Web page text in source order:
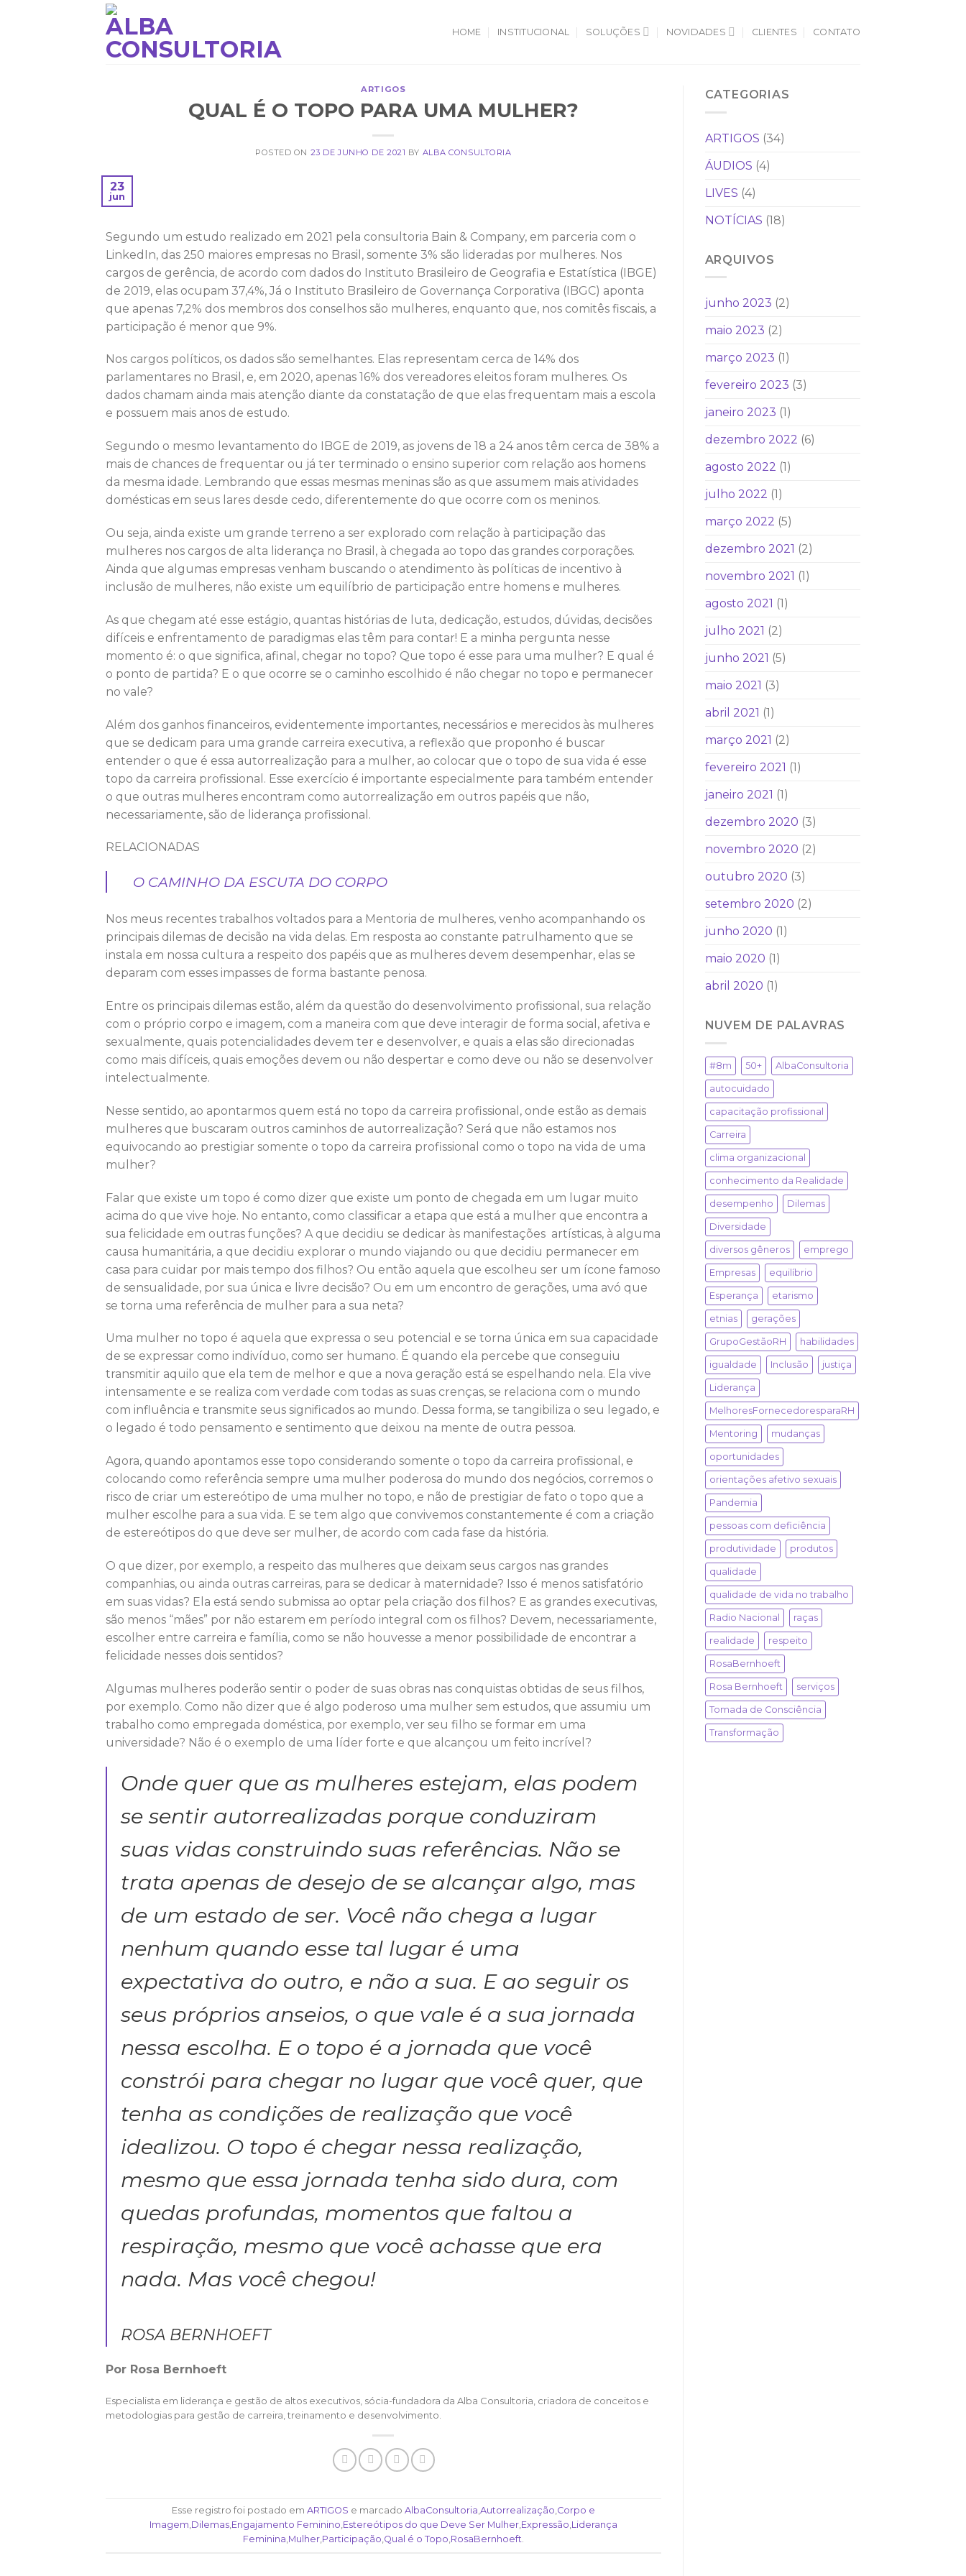
HOME INSTITUCIONAL SOLUÇÕES NOVIDADES CLIENTES CONTATO
ARTIGOS
QUAL É O TOPO PARA UMA MULHER?
POSTED ON 23 DE JUNHO DE 2021 BY ALBA CONSULTORIA
23
jun
Segundo um estudo realizado em 2021 pela consultoria Bain & Company, em parceria com o
LinkedIn, das 250 maiores empresas no Brasil, somente 3% são lideradas por mulheres. Nos
cargos de gerência, de acordo com dados do Instituto Brasileiro de Geografia e Estatística (IBGE)
de 2019, elas ocupam 37,4%, Já o Instituto Brasileiro de Governança Corporativa (IBGC) aponta
que apenas 7,2% dos membros dos conselhos são mulheres, enquanto que, nos comitês fiscais, a
participação é menor que 9%.
Nos cargos políticos, os dados são semelhantes. Elas representam cerca de 14% dos
parlamentares no Brasil, e, em 2020, apenas 16% dos vereadores eleitos foram mulheres. Os
dados chamam ainda mais atenção diante da constatação de que elas frequentam mais a escola
e possuem mais anos de estudo.
Segundo o mesmo levantamento do IBGE de 2019, as jovens de 18 a 24 anos têm cerca de 38% a
mais de chances de frequentar ou já ter terminado o ensino superior com relação aos homens
da mesma idade. Lembrando que essas mesmas meninas são as que assumem mais atividades
domésticas em seus lares desde cedo, diferentemente do que ocorre com os meninos.
Ou seja, ainda existe um grande terreno a ser explorado com relação à participação das
mulheres nos cargos de alta liderança no Brasil, à chegada ao topo das grandes corporações.
Ainda que algumas empresas venham buscando o atendimento às políticas de incentivo à
inclusão de mulheres, não existe um equilíbrio de participação entre homens e mulheres.
As que chegam até esse estágio, quantas histórias de luta, dedicação, estudos, dúvidas, decisões
difíceis e enfrentamento de paradigmas elas têm para contar! E a minha pergunta nesse
momento é: o que significa, afinal, chegar no topo? Que topo é esse para uma mulher? E qual é
o ponto de partida? E o que ocorre se o caminho escolhido é não chegar no topo e permanecer
no vale?
Além dos ganhos financeiros, evidentemente importantes, necessários e merecidos às mulheres
que se dedicam para uma grande carreira executiva, a reflexão que proponho é buscar
entender o que é essa autorrealização para a mulher, ao colocar que o topo de sua vida é esse
topo da carreira profissional. Esse exercício é importante especialmente para também entender
o que outras mulheres encontram como autorrealização em outros papéis que não,
necessariamente, são de liderança profissional.
RELACIONADAS
O CAMINHO DA ESCUTA DO CORPO
Nos meus recentes trabalhos voltados para a Mentoria de mulheres, venho acompanhando os
principais dilemas de decisão na vida delas. Em resposta ao constante patrulhamento que se
instala em nossa cultura a respeito dos papéis que as mulheres devem desempenhar, elas se
deparam com esses impasses de forma bastante penosa.
Entre os principais dilemas estão, além da questão do desenvolvimento profissional, sua relação
com o próprio corpo e imagem, com a maneira com que deve interagir de forma social, afetiva e
sexualmente, quais potencialidades devem ter e desenvolver, e quais a elas são direcionadas
como mais difíceis, quais emoções devem ou não despertar e como deve ou não se desenvolver
intelectualmente.
Nesse sentido, ao apontarmos quem está no topo da carreira profissional, onde estão as demais
mulheres que buscaram outros caminhos de autorrealização? Será que não estamos nos
equivocando ao prestigiar somente o topo da carreira profissional como o topo na vida de uma
mulher?
Falar que existe um topo é como dizer que existe um ponto de chegada em um lugar muito
acima do que vive hoje. No entanto, como classificar a etapa que está a mulher que encontra a
sua felicidade em outras funções? A que decidiu se dedicar às manifestações artísticas, à alguma
causa humanitária, a que decidiu explorar o mundo viajando ou que decidiu permanecer em
casa para cuidar por mais tempo dos filhos? Ou então aquela que escolheu ser um ícone famoso
de sensualidade, por sua única e livre decisão? Ou em um encontro de gerações, uma avó que
se torna uma referência de mulher para a sua neta?
Uma mulher no topo é aquela que expressa o seu potencial e se torna única em sua capacidade
de se expressar como indivíduo, como ser humano. É quando ela percebe que conseguiu
transmitir aquilo que ela tem de melhor e que a nova geração está se espelhando nela. Ela vive
intensamente e se realiza com verdade com todas as suas crenças, se relaciona com o mundo
com influência e transmite seus significados ao mundo. Dessa forma, se tangibiliza o seu legado, e
o legado é todo pensamento e sentimento que deixou na mente de outra pessoa.
Agora, quando apontamos esse topo considerando somente o topo da carreira profissional, e
colocando como referência sempre uma mulher poderosa do mundo dos negócios, corremos o
risco de criar um estereótipo de uma mulher no topo, e não de prestigiar de fato o topo que a
mulher escolhe para a sua vida. E se tem algo que convivemos constantemente é com a criação
de estereótipos do que deve ser mulher, de acordo com cada fase da história.
O que dizer, por exemplo, a respeito das mulheres que deixam seus cargos nas grandes
companhias, ou ainda outras carreiras, para se dedicar à maternidade? Isso é menos satisfatório
em suas vidas? Ela está sendo submissa ao optar pela criação dos filhos? E as grandes executivas,
são menos “mães” por não estarem em período integral com os filhos? Devem, necessariamente,
escolher entre carreira e família, como se não houvesse a menor possibilidade de encontrar a
felicidade nesses dois sentidos?
Algumas mulheres poderão sentir o poder de suas obras nas conquistas obtidas de seus filhos,
por exemplo. Como não dizer que é algo poderoso uma mulher sem estudos, que assumiu um
trabalho como empregada doméstica, por exemplo, ver seu filho se formar em uma
universidade? Não é o exemplo de uma líder forte e que alcançou um feito incrível?
Onde quer que as mulheres estejam, elas podem
se sentir autorrealizadas porque conduziram
suas vidas construindo suas referências. Não se
trata apenas de desejo de se alcançar algo, mas
de um estado de ser. Você não chega a lugar
nenhum quando esse tal lugar é uma
expectativa do outro, e não a sua. E ao seguir os
seus próprios anseios, o que vale é a sua jornada
nessa escolha. E o topo é a jornada que você
constrói para chegar no lugar que você quer, que
tenha as condições de realização que você
idealizou. O topo é chegar nessa realização,
mesmo que essa jornada tenha sido dura, com
quedas profundas, momentos que faltou a
respiração, mesmo que você achasse que era
nada. Mas você chegou!
ROSA BERNHOEFT
Por Rosa Bernhoeft
Especialista em liderança e gestão de altos executivos, sócia-fundadora da Alba Consultoria, criadora de conceitos e
metodologias para gestão de carreira, treinamento e desenvolvimento.
Esse registro foi postado em ARTIGOS e marcado AlbaConsultoria,Autorrealização,Corpo e
Imagem,Dilemas,Engajamento Feminino,Estereótipos do que Deve Ser Mulher,Expressão,Liderança
Feminina,Mulher,Participação,Qual é o Topo,RosaBernhoeft.
CATEGORIAS
ARTIGOS (34)
ÁUDIOS (4)
LIVES (4)
NOTÍCIAS (18)
ARQUIVOS
junho 2023 (2)
maio 2023 (2)
março 2023 (1)
fevereiro 2023 (3)
janeiro 2023 (1)
dezembro 2022 (6)
agosto 2022 (1)
julho 2022 (1)
março 2022 (5)
dezembro 2021 (2)
novembro 2021 (1)
agosto 2021 (1)
julho 2021 (2)
junho 2021 (5)
maio 2021 (3)
abril 2021 (1)
março 2021 (2)
fevereiro 2021 (1)
janeiro 2021 (1)
dezembro 2020 (3)
novembro 2020 (2)
outubro 2020 (3)
setembro 2020 (2)
junho 2020 (1)
maio 2020 (1)
abril 2020 (1)
NUVEM DE PALAVRAS
#8m 50+ AlbaConsultoria
autocuidado
capacitação profissional
Carreira
clima organizacional
conhecimento da Realidade
desempenho Dilemas
Diversidade
diversos gêneros emprego
Empresas equilíbrio
Esperança etarismo
etnias gerações
GrupoGestãoRH habilidades
igualdade Inclusão justiça
Liderança
MelhoresFornecedoresparaRH
Mentoring mudanças
oportunidades
orientações afetivo sexuais
Pandemia
pessoas com deficiência
produtividade produtos
qualidade
qualidade de vida no trabalho
Radio Nacional raças
realidade respeito
RosaBernhoeft
Rosa Bernhoeft serviços
Tomada de Consciência
Transformação